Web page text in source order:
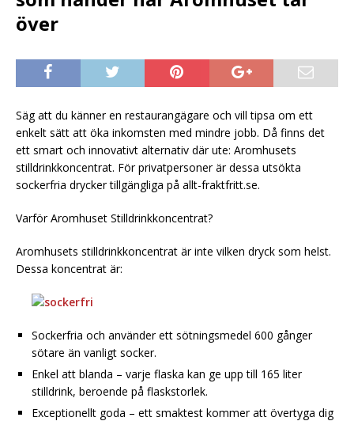
över
Säg att du känner en restaurangägare och vill tipsa om ett
enkelt sätt att öka inkomsten med mindre jobb. Då finns det
ett smart och innovativt alternativ där ute: Aromhusets
stilldrinkkoncentrat. För privatpersoner är dessa utsökta
sockerfria drycker tillgängliga på allt-fraktfritt.se.
Varför Aromhuset Stilldrinkkoncentrat?
Aromhusets stilldrinkkoncentrat är inte vilken dryck som helst.
Dessa koncentrat är:
Sockerfria och använder ett sötningsmedel 600 gånger
sötare än vanligt socker.
Enkel att blanda – varje flaska kan ge upp till 165 liter
stilldrink, beroende på flaskstorlek.
Exceptionellt goda – ett smaktest kommer att övertyga dig